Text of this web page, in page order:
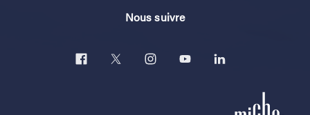
Nous suivre